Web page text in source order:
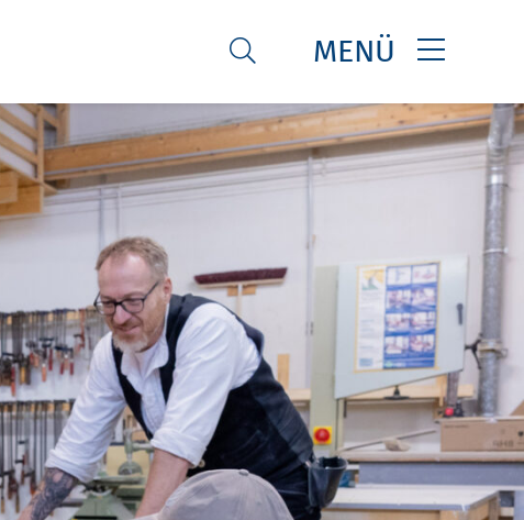
SUCHEMENÜ